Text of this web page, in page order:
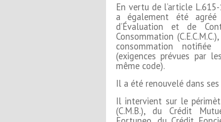
En vertu de l’article
a également été
d’Évaluation et de
Consommation
consommation
(exigences prévues par
même code).
Il a été renouvelé dans
Il intervient sur le
(C.M.B.), du Crédit